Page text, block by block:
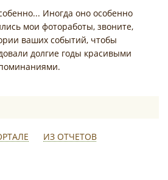
Иногда оно особенно
мои фотоработы, звоните,
ваших событий, чтобы
долгие годы красивыми
Король
ИЗ ОТЧЕТОВ